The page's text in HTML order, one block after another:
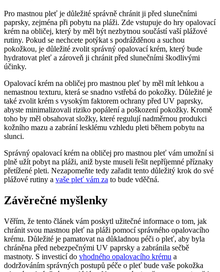
Pro ⁣mastnou pleť je ‌důležité správně chránit ji před slunečními
paprsky, zejména při pobytu⁢ na pláži. ⁤Zde vstupuje do hry opalovací
⁢krém na obličej,⁢ který ⁢by měl být nezbytnou součástí vaší ⁣plážové
rutiny.‍ Pokud‍ se nechcete potýkat s ‌podrážděnou a suchou‍
pokožkou, ⁣je důležité‌ zvolit správný ⁢opalovací krém,⁣ který bude
hydratovat pleť a zároveň ji chránit před slunečními škodlivými
účinky.
Opalovací krém na obličej pro mastnou pleť ​by⁣ měl mít⁤ lehkou a
nemastnou⁣ texturu, která⁣ se⁣ snadno vstřebá do⁢ pokožky. Důležité je
také zvolit ‌krém⁢ s vysokým faktorem⁢ ochrany⁢ před UV paprsky,⁤
abyste ⁤minimalizovali riziko popálení a⁣ poškození⁢ pokožky. Kromě
‍toho by měl obsahovat složky,⁣ které​ regulují nadměrnou produkci
kožního mazu ⁤a ⁣zabrání lesklému‍ vzhledu pleti během pobytu ‍na
⁣slunci.
Správný opalovací⁣ krém na obličej pro ​mastnou pleť ⁣vám‍ umožní si
plně užít pobyt na pláži, ‌aniž byste museli řešit nepříjemné ​příznaky
přetížené pleti. Nezapomeňte tedy ⁤zařadit⁣ tento důležitý krok do⁢ své
plážové rutiny ⁤a⁢ vaše pleť vám za to bude vděčná.
Závěrečné myšlenky
Věřím,⁣ že tento článek vám poskytl užitečné informace o tom, jak
chránit‌ svou mastnou pleť na pláži pomocí správného ⁢opalovacího
krému. Důležité je pamatovat na důkladnou péči ‌o pleť, aby byla⁤
chráněna před nebezpečnými UV paprsky a⁢ zabránila sečbě
mastnoty. ⁣S investicí do⁢ vhodného opalovacího krému a
‌dodržováním správných postupů péče​ o pleť bude vaše⁣ pokožka ​